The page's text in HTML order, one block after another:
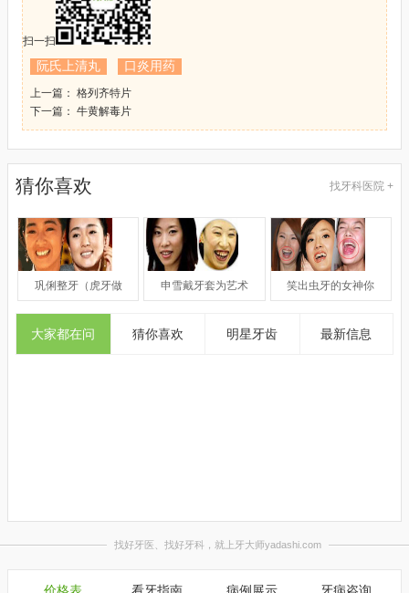
扫一扫
阮氏上清丸 口炎用药
上一篇： 格列齐特片
下一篇： 牛黄解毒片
猜你喜欢 找牙科医院 +
巩俐整牙（虎牙做 申雪戴牙套为艺术 笑出虫牙的女神你
大家都在问 猜你喜欢 明星牙齿 最新信息
价格表 看牙指南 病例展示 牙病咨询